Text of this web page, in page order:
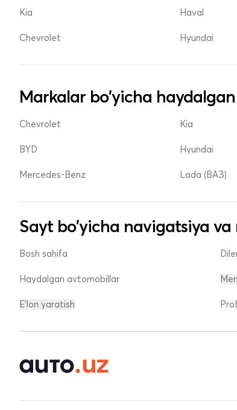
Kia
Chevrolet
Haval
Hyundai
Markalar bo'yicha
Chevrolet
BYD
Mercedes-Benz
Kia
Hyundai
Lada (ВАЗ)
Sayt bo'yicha navigatsiya va
Bosh sahifa
Haydalgan avtomobillar
E'lon yaratish